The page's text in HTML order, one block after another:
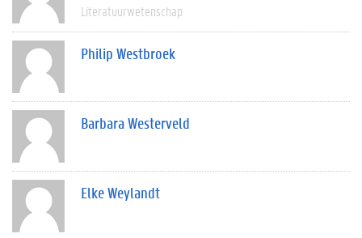
Literatuurwetenschap
Philip Westbroek
Barbara Westerveld
Elke Weylandt